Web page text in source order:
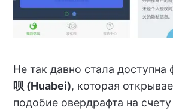
Не так давно стала доступна
呗 (Huabei), которая
подобие овердрафта на